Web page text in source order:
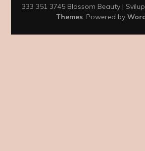
333 351 3745 Blossom Beauty |
Themes. Powered by